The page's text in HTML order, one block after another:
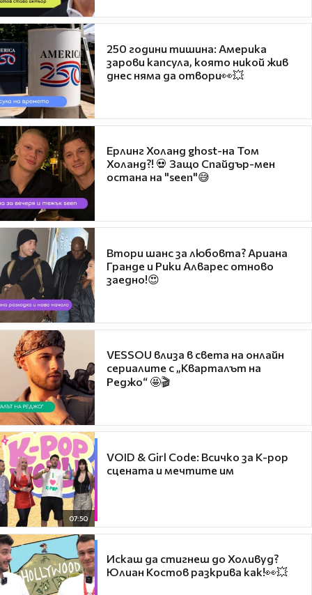
250 години тишина: Америка
зарови капсула, която никой жив
днес няма да отвори👀💥
Ерлинг Холанд ghost-на Том
Холанд?! 💀 Защо Спайдър-мен
остана на "seen"😅
Втори шанс за любовта? Ариана
Гранде и Рики Алварес отново
заедно!😍
VESSOU влиза в света на онлайн
сериалите с „Кварталът на
Реджо“ 🤩🎬
07:50
VOID & Girl Code: Всичко за K-pop
сцената и мечтите им
Искаш да стигнеш до Холивуд?
Юлиан Костов разкрива как!👀💥